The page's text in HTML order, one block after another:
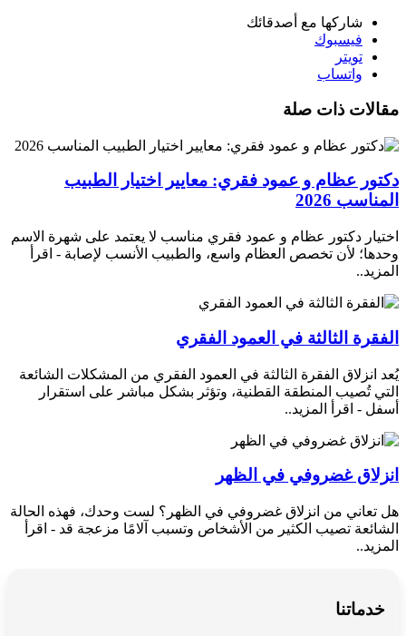
شاركها مع أصدقائك
فيسبوك
تويتر
واتساب
مقالات ذات صلة
دكتور عظام و عمود فقري: معايير اختيار الطبيب
المناسب 2026
اختيار دكتور عظام و عمود فقري مناسب لا يعتمد على شهرة الاسم
وحدها؛ لأن تخصص العظام واسع، والطبيب الأنسب لإصابة - اقرأ
المزيد..
الفقرة الثالثة في العمود الفقري
يُعد انزلاق الفقرة الثالثة في العمود الفقري من المشكلات الشائعة
التي تُصيب المنطقة القطنية، وتؤثر بشكل مباشر على استقرار
أسفل - اقرأ المزيد..
انزلاق غضروفي في الظهر
هل تعاني من انزلاق غضروفي في الظهر؟ لست وحدك، فهذه الحالة
الشائعة تصيب الكثير من الأشخاص وتسبب آلامًا مزعجة قد - اقرأ
المزيد..
خدماتنا